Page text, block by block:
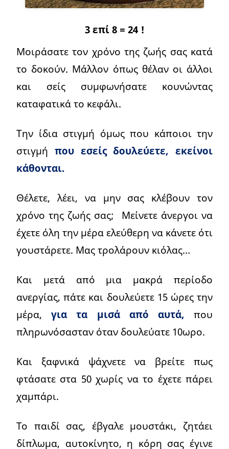
3 επί 8 = 24 !
Μοιράσατε τον χρόνο της ζωής σας κατά
το δοκούν. Μάλλον όπως θέλαν οι άλλοι
και σείς συμφωνήσατε κουνώντας
καταφατικά το κεφάλι.
Την ίδια στιγμή όμως που κάποιοι την
στιγμή που εσείς δουλεύετε, εκείνοι
κάθονται.
Θέλετε, λέει, να μην σας κλέβουν τον
χρόνο της ζωής σας; Μείνετε άνεργοι να
έχετε όλη την μέρα ελεύθερη να κάνετε ότι
γουστάρετε. Μας τρολάρουν κιόλας…
Και μετά από μια μακρά περίοδο
ανεργίας, πάτε και δουλεύετε 15 ώρες την
μέρα,για τα μισά από αυτά, που
πληρωνόσασταν όταν δουλεύατε 10ωρο.
Και ξαφνικά ψάχνετε να βρείτε πως
φτάσατε στα 50 χωρίς να το έχετε πάρει
χαμπάρι.
Το παιδί σας, έβγαλε μουστάκι, ζητάει
δίπλωμα, αυτοκίνητο, η κόρη σας έγινε